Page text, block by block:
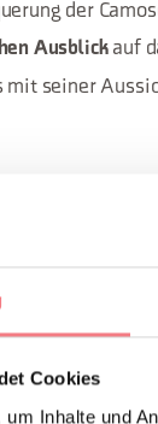
Cookies
Inhalte und
der
Ausblickauf
mit seiner